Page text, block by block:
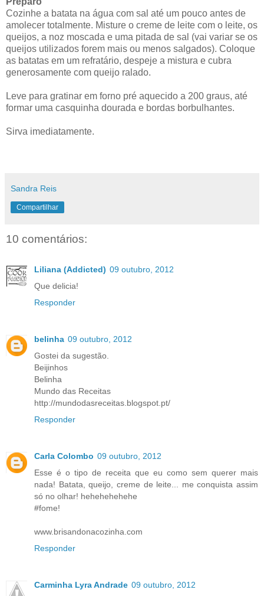
Cozinhe a batata na água com sal até um pouco antes de
amolecer totalmente. Misture o creme de leite com o leite, os
queijos, a noz moscada e uma pitada de sal (vai variar se os
queijos utilizados forem mais ou menos salgados). Coloque
as batatas em um refratário, despeje a mistura e cubra
generosamente com queijo ralado.
Leve para gratinar em forno pré aquecido a 200 graus, até
formar uma casquinha dourada e bordas borbulhantes.
Sirva imediatamente.
Sandra Reis
Compartilhar
10 comentários:
Liliana (Addicted) 09 outubro, 2012
Que delicia!
Responder
belinha 09 outubro, 2012
Gostei da sugestão.
Beijinhos
Belinha
Mundo das Receitas
http://mundodasreceitas.blogspot.pt/
Responder
Carla Colombo 09 outubro, 2012
Esse é o tipo de receita que eu como sem querer mais
nada! Batata, queijo, creme de leite... me conquista assim
só no olhar! hehehehehehe
#fome!
www.brisandonacozinha.com
Responder
Carminha Lyra Andrade 09 outubro, 2012